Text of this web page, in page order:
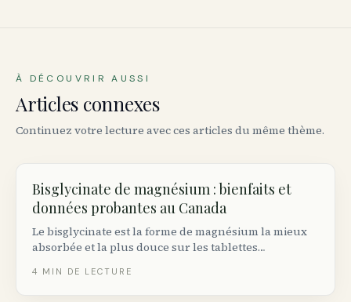
À DÉCOUVRIR AUSSI
Articles connexes
Continuez votre lecture avec ces articles du même thème.
Bisglycinate de magnésium : bienfaits et
données probantes au Canada
Le bisglycinate est la forme de magnésium la mieux
absorbée et la plus douce sur les tablettes
appropriée et le NPN à chercher sur l’étiquette.
4 MIN DE LECTURE